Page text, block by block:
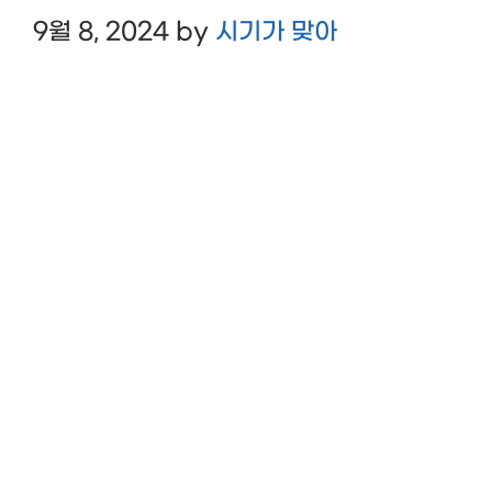
9월 8, 2024 by 시기가 맞아